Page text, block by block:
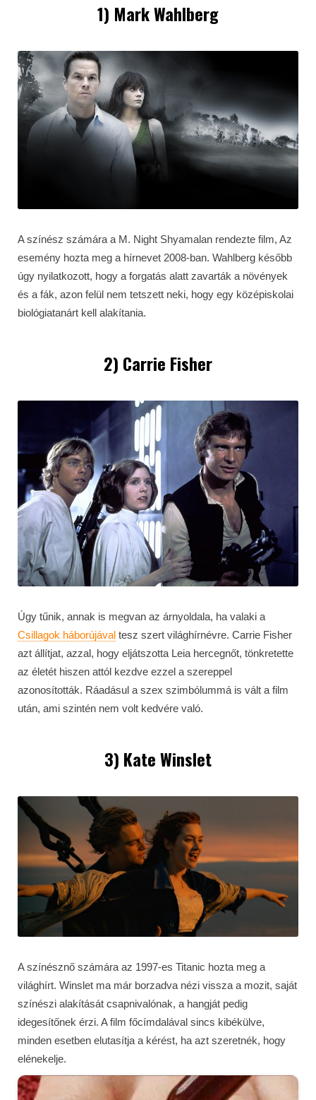
1) Mark Wahlberg
A színész számára a M. Night Shyamalan rendezte film, Az
esemény hozta meg a hírnevet 2008-ban. Wahlberg később
úgy nyilatkozott, hogy a forgatás alatt zavarták a növények
és a fák, azon felül nem tetszett neki, hogy egy középiskolai
biológiatanárt kell alakítania.
2) Carrie Fisher
Úgy tűnik, annak is megvan az árnyoldala, ha valaki a
Csillagok háborújával tesz szert világhírnévre. Carrie Fisher
azt állítjat, azzal, hogy eljátszotta Leia hercegnőt, tönkretette
az életét hiszen attól kezdve ezzel a szereppel
azonosították. Ráadásul a szex szimbólummá is vált a film
után, ami szintén nem volt kedvére való.
3) Kate Winslet
A színésznő számára az 1997-es Titanic hozta meg a
világhírt. Winslet ma már borzadva nézi vissza a mozit, saját
színészi alakítását csapnivalónak, a hangját pedig
idegesítőnek érzi. A film főcímdalával sincs kibékülve,
minden esetben elutasítja a kérést, ha azt szeretnék, hogy
elénekelje.